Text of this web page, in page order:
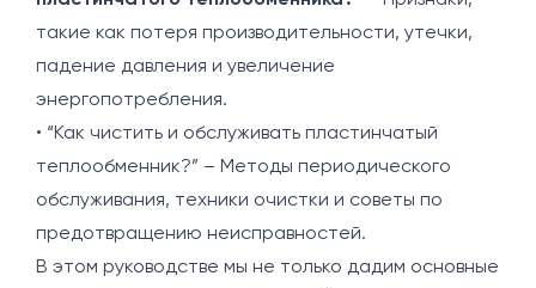
такие как потеря производительности, утечки,
падение давления и увеличение
энергопотребления.
• “Как чистить и обслуживать пластинчатый
теплообменник?” – Методы периодического
обслуживания, техники очистки и советы по
предотвращению неисправностей.
В этом руководстве мы не только дадим основные